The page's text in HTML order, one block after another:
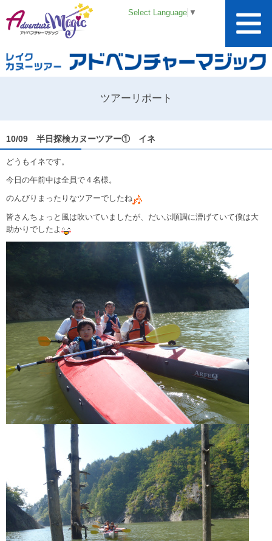
Select Language ▼
ツアーリポート
10/09 半日探検カヌーツアー① イネ
どうもイネです。
今日の午前中は全員で４名様。
のんびりまったりなツアーでしたね
皆さんちょっと風は吹いていましたが、だいぶ順調に漕げていて僕は大
助かりでしたよ